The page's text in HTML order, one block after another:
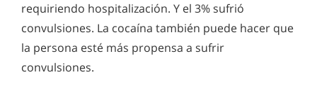
requiriendo hospitalización. Y el 3% sufrió
convulsiones. La cocaína también puede hacer que
la persona esté más propensa a sufrir
convulsiones.